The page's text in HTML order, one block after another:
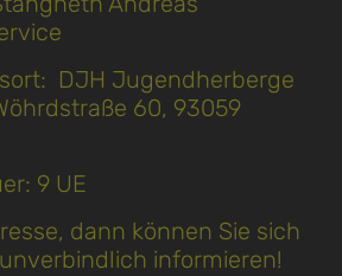
DJH Jugendherberge
60, 93059
9 UE
dann können Sie sich
informieren!